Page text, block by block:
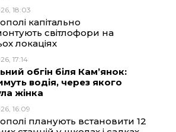
r
a
m
A
18:03
капітально
світлофори на
локаціях
17:14
обгін біля Кам’янок:
водія, через якого
жінка
16:09
планують встановити 12